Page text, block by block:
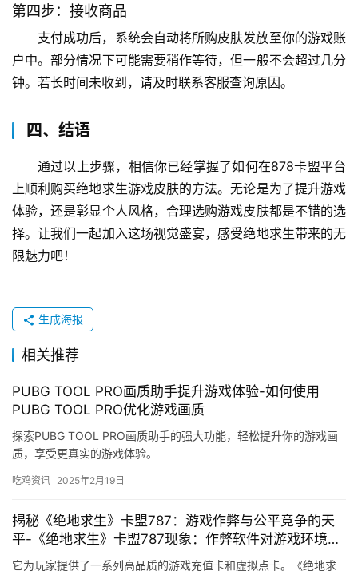
第四步：接收商品
支付成功后，系统会自动将所购皮肤发放至你的游戏账
户中。部分情况下可能需要稍作等待，但一般不会超过几分
钟。若长时间未收到，请及时联系客服查询原因。
四、结语
通过以上步骤，相信你已经掌握了如何在878卡盟平台
上顺利购买绝地求生游戏皮肤的方法。无论是为了提升游戏
体验，还是彰显个人风格，合理选购游戏皮肤都是不错的选
择。让我们一起加入这场视觉盛宴，感受绝地求生带来的无
限魅力吧！
生成海报
相关推荐
PUBG TOOL PRO画质助手提升游戏体验-如何使用
PUBG TOOL PRO优化游戏画质
探索PUBG TOOL PRO画质助手的强大功能，轻松提升你的游戏画
质，享受更真实的游戏体验。
吃鸡资讯 2025年2月19日
揭秘《绝地求生》卡盟787：游戏作弊与公平竞争的天
平-《绝地求生》卡盟787现象：作弊软件对游戏环境的
影响分析
它为玩家提供了一系列高品质的游戏充值卡和虚拟点卡。《绝地求